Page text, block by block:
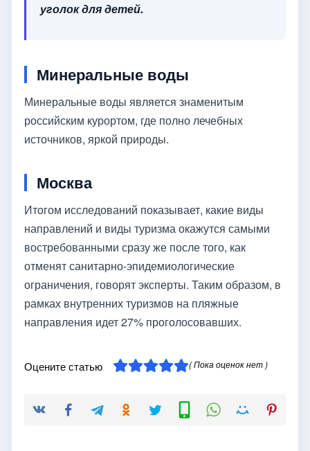
уголок для детей.
Минеральные воды
Минеральные воды является знаменитым
российским курортом, где полно лечебных
источников, яркой природы.
Москва
Итогом исследований показывает, какие виды
направлений и виды туризма окажутся самыми
востребованными сразу же после того, как
отменят санитарно-эпидемиологические
ограничения, говорят эксперты. Таким образом, в
рамках внутренних туризмов на пляжные
направления идет 27% проголосовавших.
Оцените статью ( Пока оценок нет )